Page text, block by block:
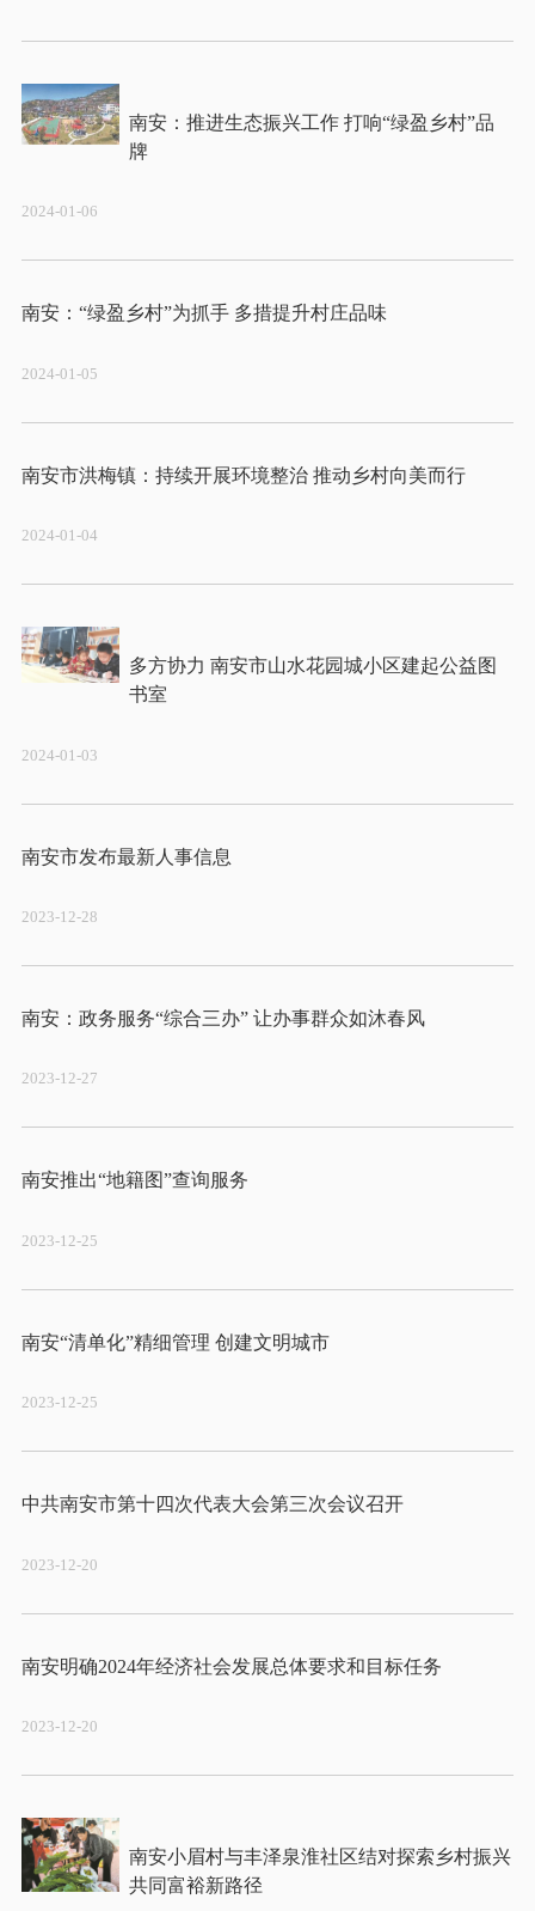
南安：推进生态振兴工作 打响“绿盈乡村”品
2024-01-06
2024-01-05
南安市洪梅镇：持续开展环境整治 推动乡村向美而行
2024-01-04
多方协力 南安市山水花园城小区建起公益图
2024-01-03
2023-12-28
南安：政务服务“综合三办” 让办事群众如沐春风
2023-12-27
2023-12-25
南安“清单化”精细管理 创建文明城市
2023-12-25
中共南安市第十四次代表大会第三次会议召开
2023-12-20
2023-12-20
南安小眉村与丰泽泉淮社区结对探索乡村振兴